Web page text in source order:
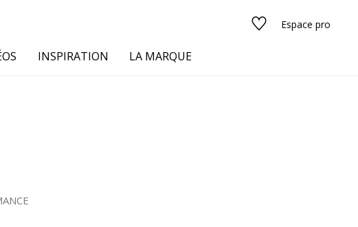
Espace pro
Gris
INSPIRATION LA MARQUE